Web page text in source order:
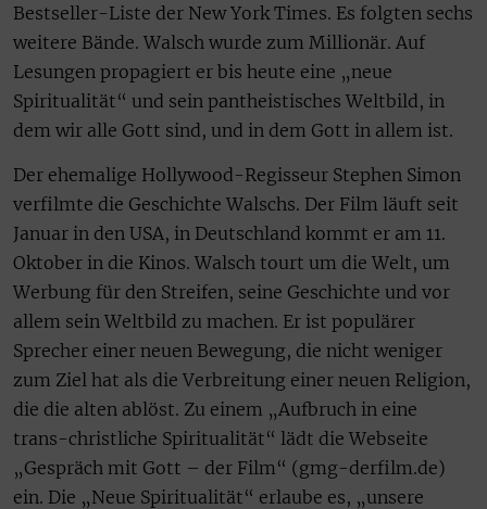
Bestseller-Liste der New York Times. Es folgten sechs
weitere Bände. Walsch wurde zum Millionär. Auf
Lesungen propagiert er bis heute eine „neue
Spiritualität“ und sein pantheistisches Weltbild, in
dem wir alle Gott sind, und in dem Gott in allem ist.
Der ehemalige Hollywood-Regisseur Stephen Simon
verfilmte die Geschichte Walschs. Der Film läuft seit
Januar in den USA, in Deutschland kommt er am 11.
Oktober in die Kinos. Walsch tourt um die Welt, um
Werbung für den Streifen, seine Geschichte und vor
allem sein Weltbild zu machen. Er ist populärer
Sprecher einer neuen Bewegung, die nicht weniger
zum Ziel hat als die Verbreitung einer neuen Religion,
die die alten ablöst. Zu einem „Aufbruch in eine
trans-christliche Spiritualität“ lädt die Webseite
„Gespräch mit Gott – der Film“ (gmg-derfilm.de)
ein. Die „Neue Spiritualität“ erlaube es, „unsere